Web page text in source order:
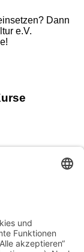
Dann
e.V.
Bonn nutzen
einige ihrer